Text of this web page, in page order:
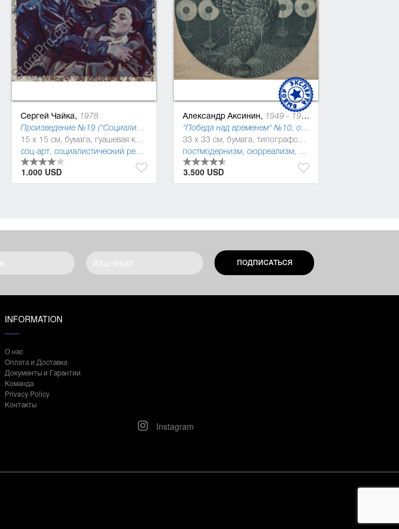
Сергей Чайка, 1978
Произведение №19 ("Социалистическая культура"), 2014
15 x 15 см, бумага, гуашевая краска
соц-арт, социалистический реализм (соцреализм)
1.000 USD
Александр Аксинин, 1949 - 1985
"Победа над временем" №10, офорт ("Королевство абсурдов Джонатана Свифта"), 1978
33 x 33 см, бумага, типографская краска
постмодернизм, сюрреализм, абстракционизм
3.500 USD
ПОДПИСАТЬСЯ
INFORMATION
О нас
Оплата и Доставка
Документы и Гарантии
Команда
Privacy Policy
Контакты
Instagram